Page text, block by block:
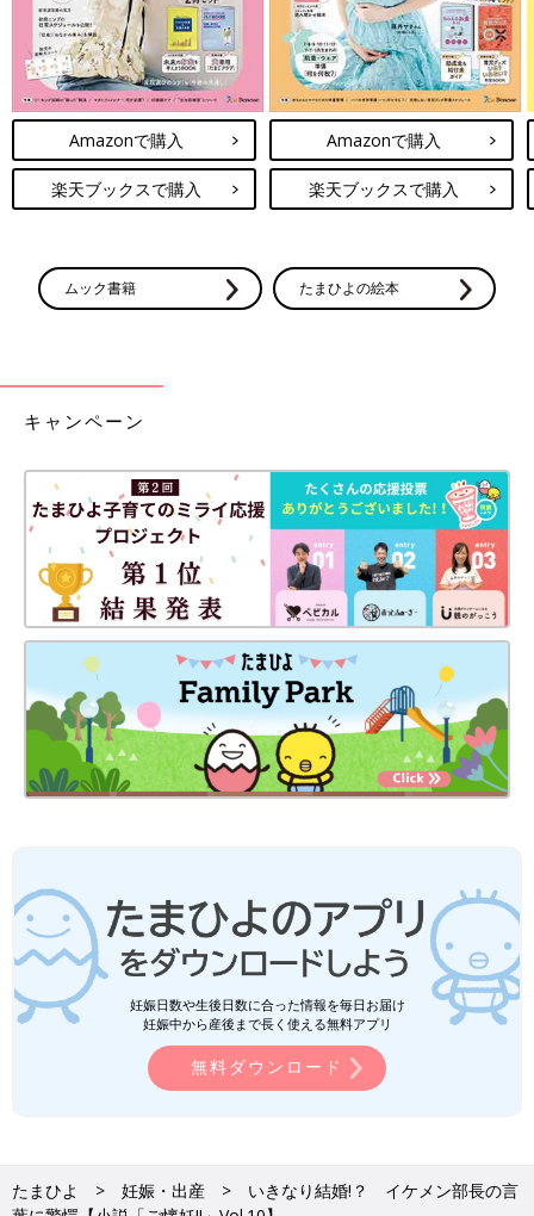
Amazonで購入
楽天ブックスで購入
Amazonで購入
楽天ブックスで購入
ムック書籍 たまひよの絵本
キャンペーン
妊娠日数や生後日数に合った情報を毎日お届け
妊娠中から産後まで長く使える無料アプリ
無料ダウンロード
たまひよ 妊娠・出産
いきなり結婚!？ イケメン部長の言